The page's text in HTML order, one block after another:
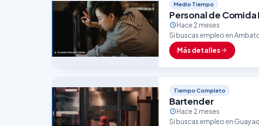
Medio Tiempo
Personal de Comida
Hace 2 meses
Si buscas empleo en
puede ser una excelente
Más detalles
Tiempo Completo
Bartender
Hace 2 meses
Si buscas empleo en